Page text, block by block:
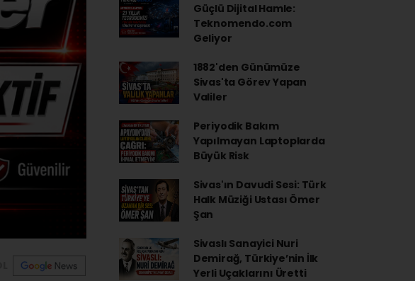
Güçlü Dijital Hamle:
Teknomendo.com
Geliyor
1882'den Günümüze
Sivas'ta Görev Yapan
Valiler
Periyodik Bakım
Yapılmayan Laptoplarda
Büyük Risk
Sivas'ın Davudi Sesi: Türk
Halk Müziği Ustası Ömer
Şan
Sivaslı Sanayici Nuri
Demirağ, Türkiye’nin İlk
Yerli Uçaklarını Üretti